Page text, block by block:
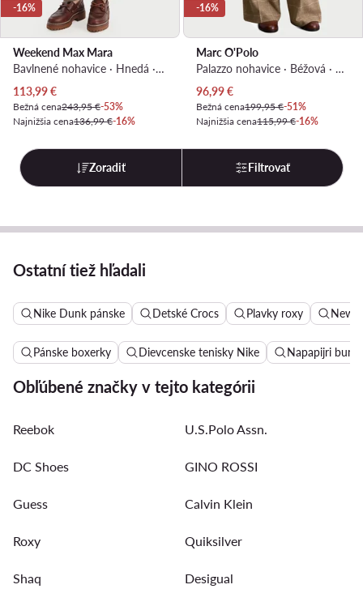
-16%
Weekend Max Mara
Bavlnené nohavice · Hnedá · Regular fit
Aktuálna cena
113,99€
Bežná cena243,95 €-53%
Najnižšia cena136,99 €-16%
-16%
Marc O'Polo
Palazzo nohavice · Béžová · Regular fit
Aktuálna cena
96,99€
Bežná cena199,95 €-51%
Najnižšia cena115,99 €-16%
Zoradiť Filtrovať
Ostatní tiež hľadali
Nike Dunk pánske Detské Crocs Plavky roxy New
Pánske boxerky Dievcenske tenisky Nike Napapijri
Obľúbené značky v tejto kategórii
Reebok U.S.Polo Assn.
DC Shoes GINO ROSSI
Guess Calvin Klein
Roxy Quiksilver
Shaq Desigual